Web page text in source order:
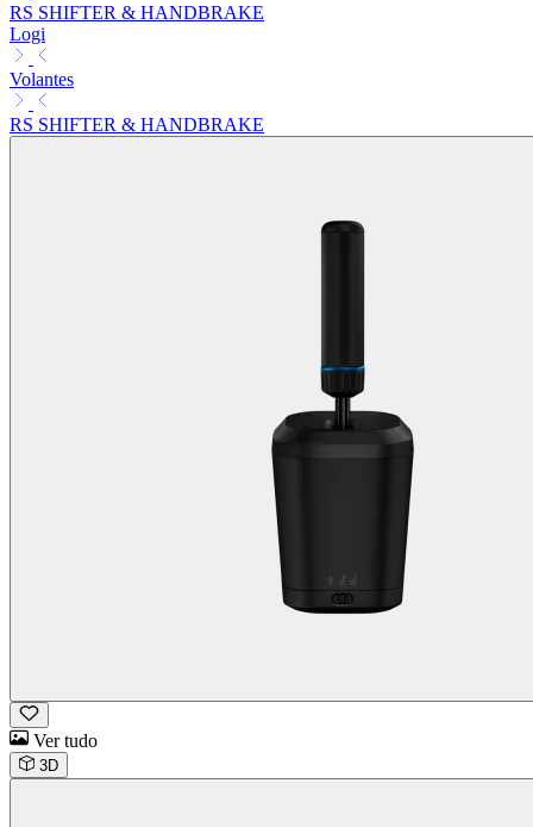
RS SHIFTER & HANDBRAKE
Logi
Volantes
RS SHIFTER & HANDBRAKE
Ver tudo
3D